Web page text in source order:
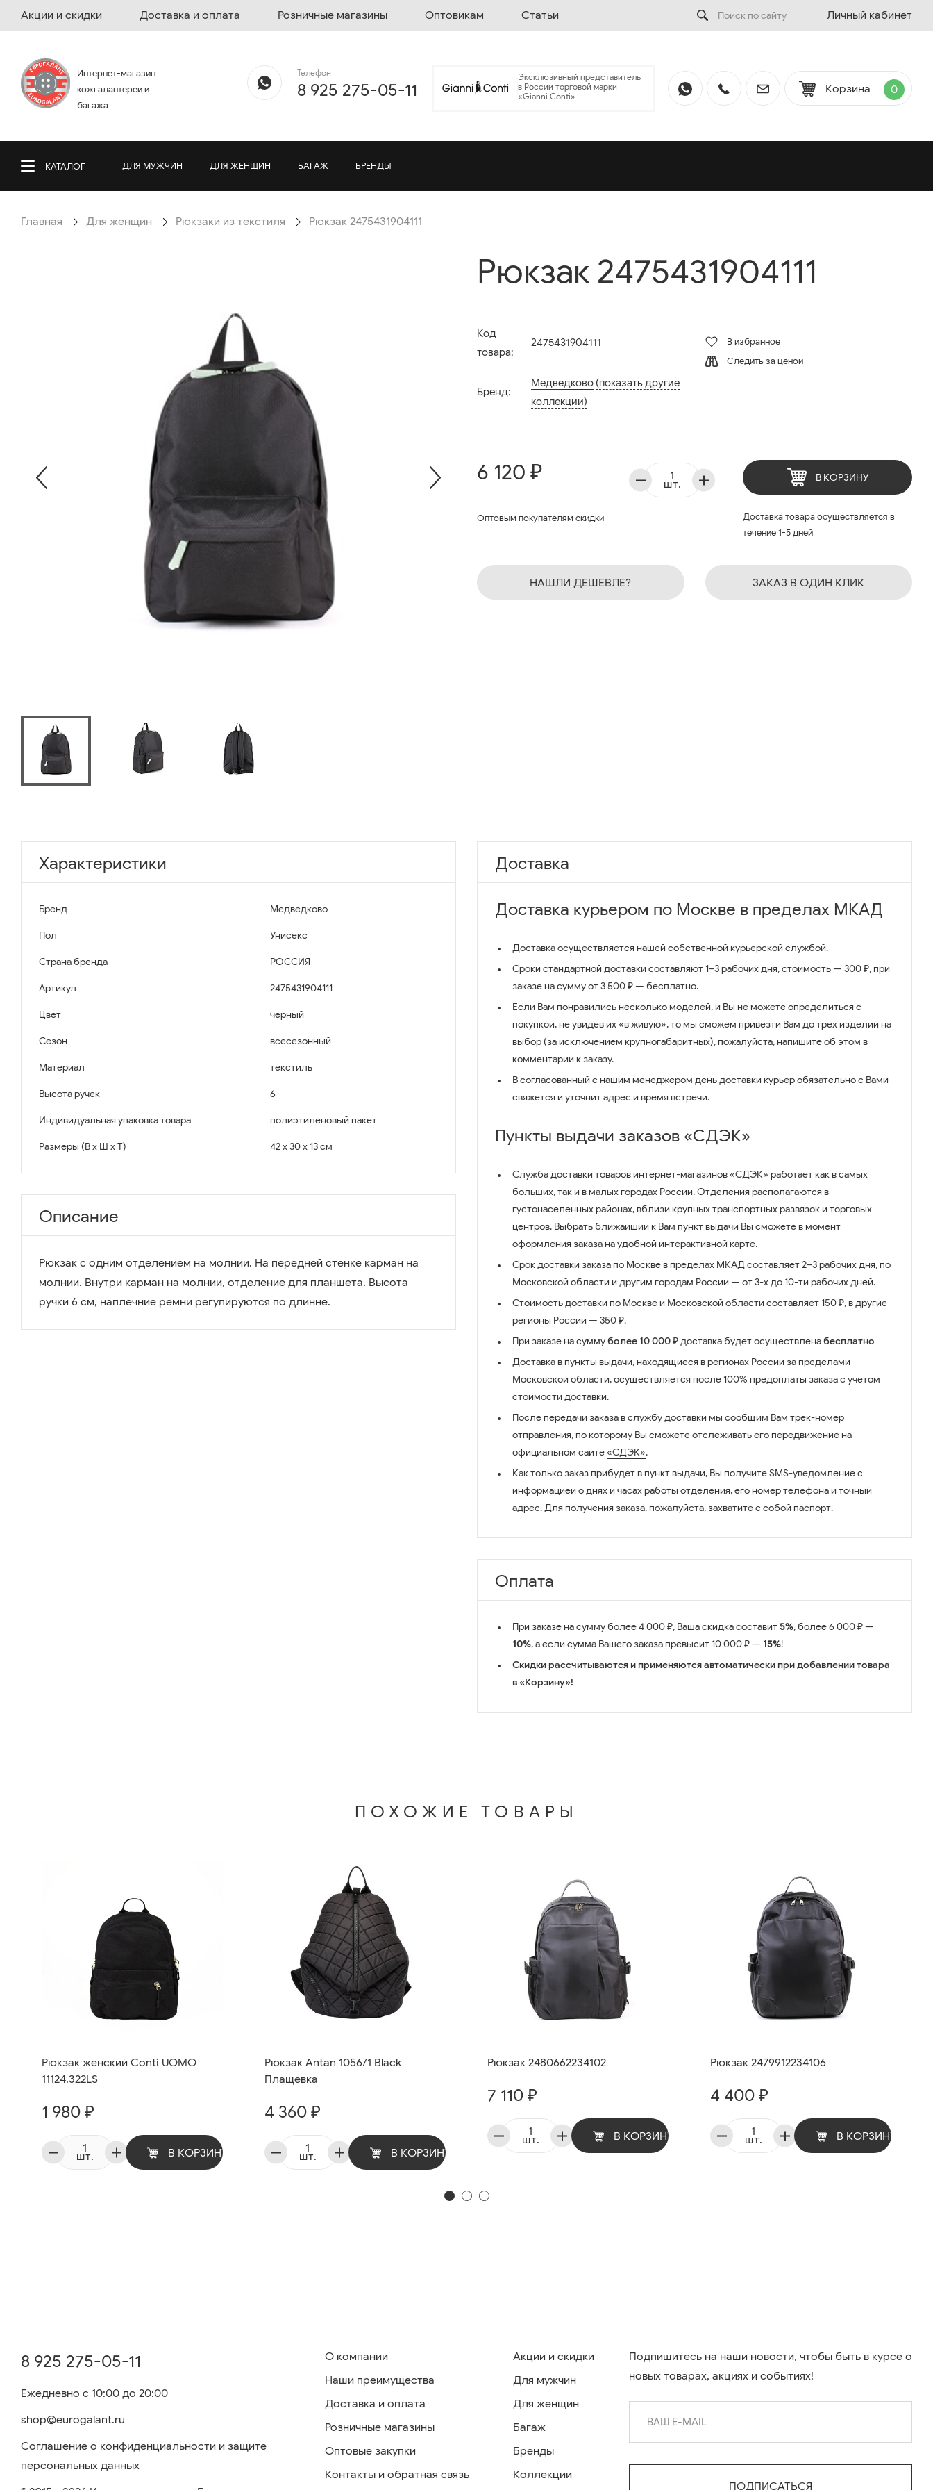
Акции и скидки Доставка и оплата Розничные магазины Оптовикам Статьи Личный кабинет
Интернет-магазин
кожгалантереи и
багажа
Телефон
8 925 275-05-11
Эксклюзивный представитель
в России торговой марки
«Gianni Conti»
Корзина 0
КАТАЛОГ ДЛЯ МУЖЧИН ДЛЯ ЖЕНЩИН БАГАЖ БРЕНДЫ
Главная Для женщин Рюкзаки из текстиля Рюкзак 2475431904111
Рюкзак 2475431904111
Код
товара:
2475431904111
Бренд:
Медведково (показать другие
коллекции)
В избранное
Следить за ценой
6 120 ₽
Оптовым покупателям скидки
шт. В КОРЗИНУ
Доставка товара осуществляется в
течение 1-5 дней
НАШЛИ ДЕШЕВЛЕ? ЗАКАЗ В ОДИН КЛИК
Характеристики
Бренд Медведково
Пол Унисекс
Страна бренда РОССИЯ
Артикул 2475431904111
Цвет черный
Сезон всесезонный
Материал текстиль
Высота ручек 6
Индивидуальная упаковка товара полиэтиленовый пакет
Размеры (В x Ш x Т) 42 x 30 x 13 см
Описание
Рюкзак с одним отделением на молнии. На передней стенке карман на
молнии. Внутри карман на молнии, отделение для планшета. Высота
ручки 6 см, наплечние ремни регулируются по длинне.
Доставка
Доставка курьером по Москве в пределах МКАД
Доставка осуществляется нашей собственной курьерской службой.
Сроки стандартной доставки составляют 1–3 рабочих дня, стоимость — 300 ₽, при
заказе на сумму от 3 500 ₽ — бесплатно.
Если Вам понравились несколько моделей, и Вы не можете определиться с
покупкой, не увидев их «в живую», то мы сможем привезти Вам до трёх изделий на
выбор (за исключением крупногабаритных), пожалуйста, напишите об этом в
комментарии к заказу.
В согласованный с нашим менеджером день доставки курьер обязательно с Вами
свяжется и уточнит адрес и время встречи.
Пункты выдачи заказов «СДЭК»
Служба доставки товаров интернет-магазинов «СДЭК» работает как в самых
больших, так и в малых городах России. Отделения располагаются в
густонаселенных районах, вблизи крупных транспортных развязок и торговых
центров. Выбрать ближайший к Вам пункт выдачи Вы сможете в момент
оформления заказа на удобной интерактивной карте.
Срок доставки заказа по Москве в пределах МКАД составляет 2–3 рабочих дня, по
Московской области и другим городам России — от 3-х до 10-ти рабочих дней.
Стоимость доставки по Москве и Московской области составляет 150 ₽, в другие
регионы России — 350 ₽.
При заказе на суммуболее 10 000 ₽доставка будет осуществленабесплатно
Доставка в пункты выдачи, находящиеся в регионах России за пределами
Московской области, осуществляется после 100% предоплаты заказа с учётом
стоимости доставки.
После передачи заказа в службу доставки мы сообщим Вам трек-номер
отправления, по которому Вы сможете отслеживать его передвижение на
официальном сайте«СДЭК».
Как только заказ прибудет в пункт выдачи, Вы получите SMS-уведомление с
информацией о днях и часах работы отделения, его номер телефона и точный
адрес. Для получения заказа, пожалуйста, захватите с собой паспорт.
Оплата
При заказе на сумму более 4 000 ₽, Ваша скидка составит5%, более 6 000 ₽ —
10%, а если сумма Вашего заказа превысит 10 000 ₽ — 15%!
Скидки рассчитываются и применяются автоматически при добавлении товара
в «Корзину»!
ПОХОЖИЕ ТОВАРЫ
Рюкзак женский Conti UOMO
11124.322LS
1 980 ₽
шт. В КОРЗИНУ
Рюкзак Antan 1056/1 Black
Плащевка
4 360 ₽
шт. В КОРЗИНУ
Рюкзак 2480662234102
7 110 ₽
шт. В КОРЗИНУ
Рюкзак 2479912234106
4 400 ₽
шт. В КОРЗИНУ
8 925 275-05-11
Ежедневно с 10:00 до 20:00
shop@eurogalant.ru
Соглашение о конфиденциальности и защите
персональных данных
О компании
Наши преимущества
Доставка и оплата
Розничные магазины
Оптовые закупки
Контакты и обратная связь
Акции и скидки
Для мужчин
Для женщин
Багаж
Бренды
Коллекции
Подпишитесь на наши новости, чтобы быть в курсе о
новых товарах, акциях и событиях!